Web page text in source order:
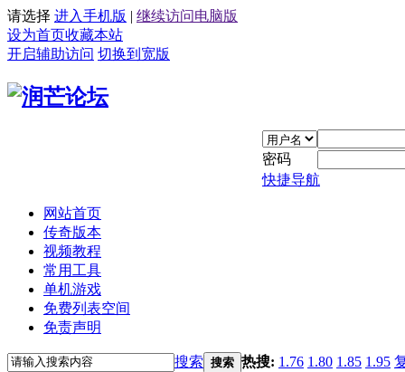
请选择 进入手机版 | 继续访问电脑版
设为首页收藏本站
开启辅助访问 切换到宽版
密码
快捷导航
网站首页
传奇版本
视频教程
常用工具
单机游戏
免费列表空间
免责声明
搜索 搜索 热搜: 1.76 1.80 1.85 1.95